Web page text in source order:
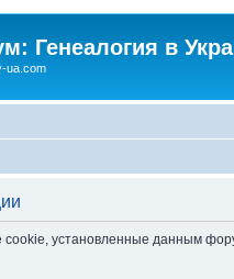
Генеалогия в
ua.com
cookie, установленные данным